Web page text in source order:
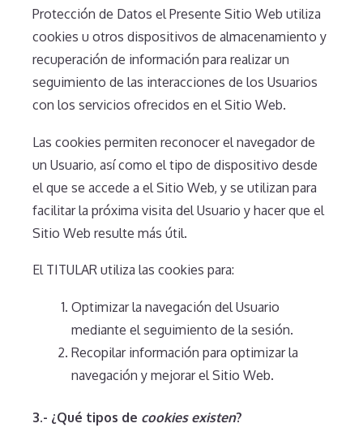
Protección de Datos el Presente Sitio Web utiliza
cookies u otros dispositivos de almacenamiento y
recuperación de información para realizar un
seguimiento de las interacciones de los Usuarios
con los servicios ofrecidos en el Sitio Web.
Las cookies permiten reconocer el navegador de
un Usuario, así como el tipo de dispositivo desde
el que se accede a el Sitio Web, y se utilizan para
facilitar la próxima visita del Usuario y hacer que el
Sitio Web resulte más útil.
El TITULAR utiliza las cookies para:
Optimizar la navegación del Usuario
mediante el seguimiento de la sesión.
Recopilar información para optimizar la
navegación y mejorar el Sitio Web.
3.- ¿Qué tipos de cookies existen?